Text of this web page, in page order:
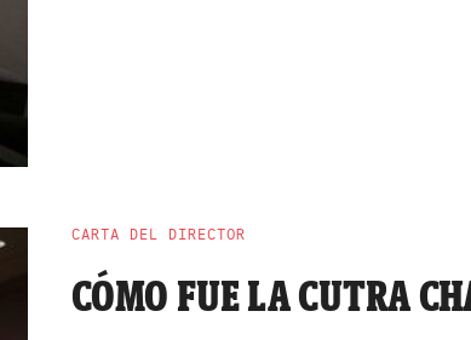
CARTA DEL DIRECTOR
CÓMO FUE LA CUTRA